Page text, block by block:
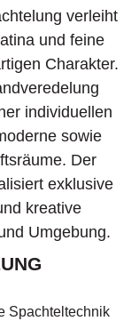
Spachteltechnik